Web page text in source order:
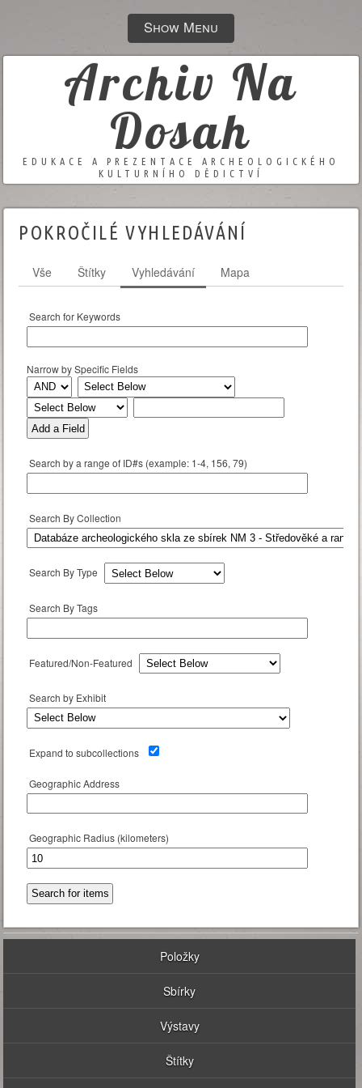
Show Menu
Archiv Na
Dosah
EDUKACE A PREZENTACE ARCHEOLOGICKÉHO
KULTURNÍHO DĚDICTVÍ
POKROČILÉ VYHLEDÁVÁNÍ
Vše Štítky Vyhledávání Mapa
Search for Keywords
Narrow by Specific Fields
Add a Field
Search by a range of ID#s (example: 1-4, 156, 79)
Search By Collection
Search By Type
Search By Tags
Featured/Non-Featured
Search by Exhibit
Expand to subcollections
Geographic Address
Geographic Radius (kilometers)
Položky
Sbírky
Výstavy
Štítky